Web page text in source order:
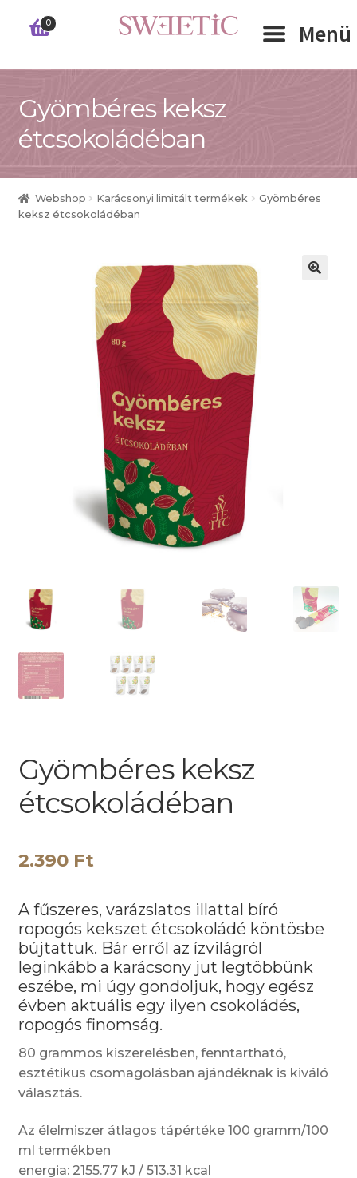
Ugrás
Kilépés
0 Menü
RÓLUNK
WEBSHOP
KAPCSOLAT
Gyömbéres keksz
étcsokoládéban
Webshop Karácsonyi limitált termékek
Gyömbéres
keksz étcsokoládéban
Gyömbéres keksz
étcsokoládéban
2.390 Ft
A fűszeres, varázslatos illattal bíró
ropogós kekszet étcsokoládé köntösbe
bújtattuk. Bár erről az ízvilágról
leginkább a karácsony jut legtöbbünk
eszébe, mi úgy gondoljuk, hogy egész
évben aktuális egy ilyen csokoládés,
ropogós finomság.
80 grammos kiszerelésben, fenntartható,
esztétikus csomagolásban ajándéknak is kiváló
választás.
Az élelmiszer átlagos tápértéke 100 gramm/100
ml termékben
energia: 2155.77 kJ / 513.31 kcal